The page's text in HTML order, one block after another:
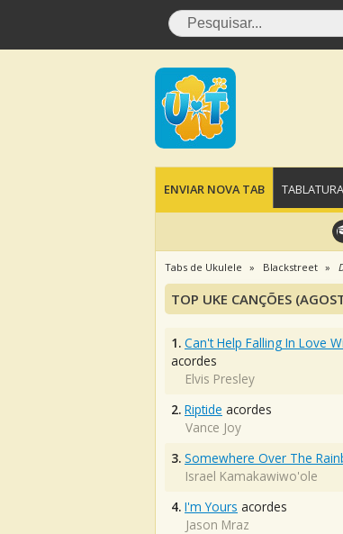
ENVIAR NOVA TAB
Tabs de Ukulele Blackstreet
TOP UKE CANÇÕES
1. Can't Help Falling In Love
acordes
Elvis Presley
2. Riptide acordes
Vance Joy
3. Somewhere Over The
Israel Kamakawiwo'ole
4. I'm Yours acordes
Jason Mraz